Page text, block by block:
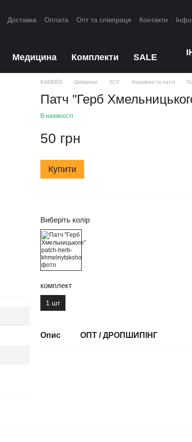
Доставка Оплата Опт та співпраця Контакти
Медицина Комплекти SALE
KAMBER Шеврони ЗСУ Нашивки та патчі
Патч "Герб
В наявності
50 грн
Купити
Виберіть колір
комплект
1 шт
Опис ОПТ / ДРОПШИПІНГ